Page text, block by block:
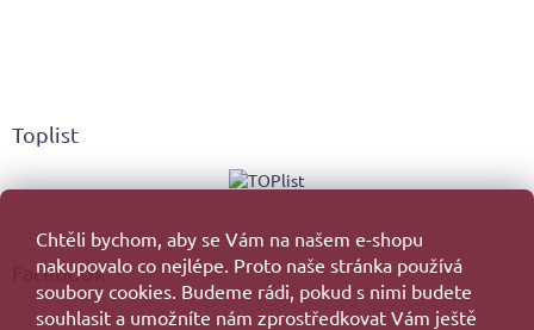
Chtěli bychom, aby se Vám na našem e-shopu
nakupovalo co nejlépe. Proto naše stránka používá
soubory cookies. Budeme rádi, pokud s nimi budete
souhlasit a umožníte nám zprostředkovat Vám ještě
Toplist
Facebook